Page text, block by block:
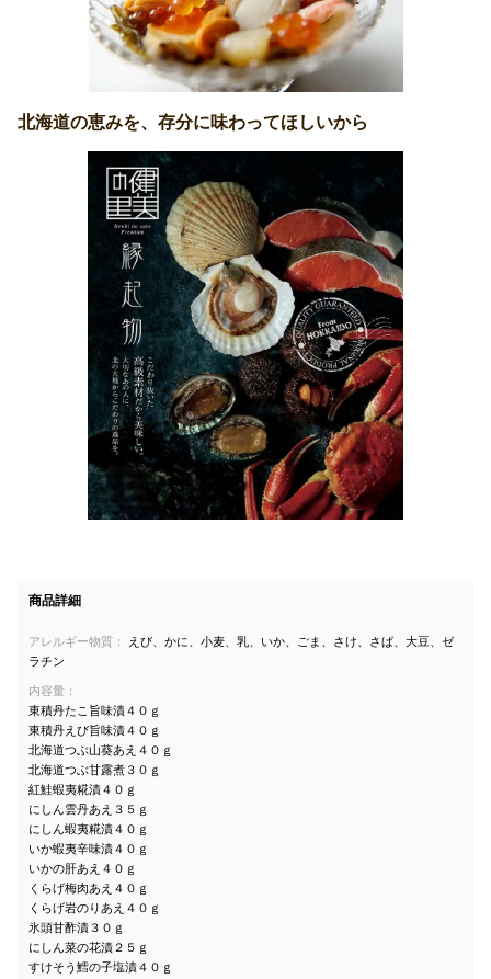
北海道の恵みを、存分に味わってほしいから
商品詳細
アレルギー物質：
えび、かに、小麦、乳、いか、ごま、さけ、さば、大豆、ゼ
ラチン
内容量：
東積丹たこ旨味漬４０ｇ
東積丹えび旨味漬４０ｇ
北海道つぶ山葵あえ４０ｇ
北海道つぶ甘露煮３０ｇ
紅鮭蝦夷糀漬４０ｇ
にしん雲丹あえ３５ｇ
にしん蝦夷糀漬４０ｇ
いか蝦夷辛味漬４０ｇ
いかの肝あえ４０ｇ
くらげ梅肉あえ４０ｇ
くらげ岩のりあえ４０ｇ
氷頭甘酢漬３０ｇ
にしん菜の花漬２５ｇ
すけそう鱈の子塩漬４０ｇ